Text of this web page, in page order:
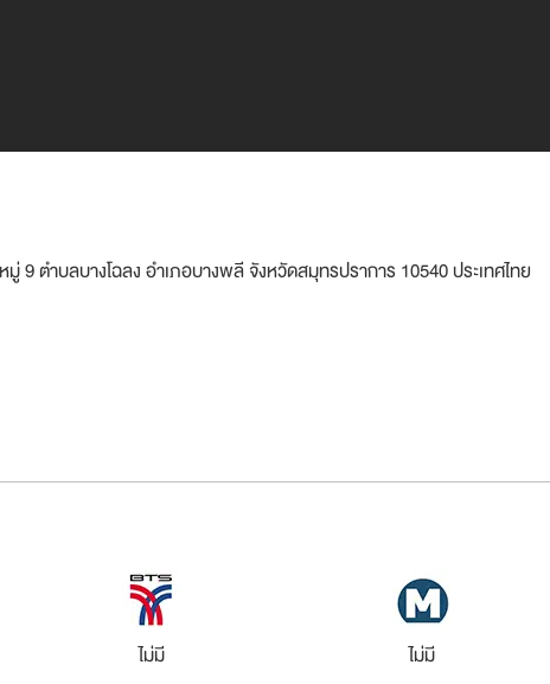
9 ตำบลบางโฉลง อำเภอบางพลี จังหวัดสมุทรปราการ 10540 ประเทศไทย
ไม่มี ไม่มี